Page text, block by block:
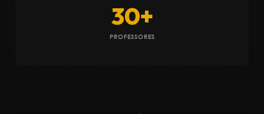
30+
PROFESSORES